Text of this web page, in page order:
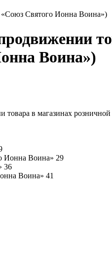
Святого Ионна Воина»)
Воина»)
в магазинах розничной
Ионна Воина» 29
36
Воина» 41